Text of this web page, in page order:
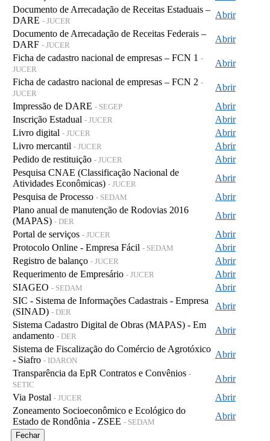
Documento de Arrecadação de Receitas Estaduais –
DARE - JUCER
Abrir
Documento de Arrecadação de Receitas Federais –
DARF - JUCER
Abrir
Ficha de cadastro nacional de empresas – FCN 1 -
JUCER
Abrir
Ficha de cadastro nacional de empresas – FCN 2 -
JUCER
Abrir
Impressão de DARE - SEGEP
Abrir
Inscrição Estadual - JUCER
Abrir
Livro digital - JUCER
Abrir
Livro mercantil - JUCER
Abrir
Pedido de restituição - JUCER
Abrir
Pesquisa CNAE (Classificação Nacional de
Atividades Econômicas) - JUCER
Abrir
Pesquisa de Processo - SEDAM
Abrir
Plano anual de manutenção de Rodovias 2016
(MAPAS) - DER
Abrir
Portal de serviços - JUCER
Abrir
Protocolo Online - Empresa Fácil - SEDAM
Abrir
Registro de balanço - JUCER
Abrir
Requerimento de Empresário - JUCER
Abrir
SIAGEO - SEDAM
Abrir
SIC - Sistema de Informações Cadastrais - Empresa
(SINAD) - DER
Abrir
Sistema Cadastro Digital de Obras (MAPAS) - Em
andamento - DER
Abrir
Sistema de Fiscalização do Comércio de Agrotóxico
- Siafro - IDARON
Abrir
Transparência da EpR Contratos e Convênios -
SETIC
Abrir
Via Postal - JUCER
Abrir
Zoneamento Socioeconômico e Ecológico do
Estado de Rondônia - ZSEE - SEDAM
Abrir
Fechar